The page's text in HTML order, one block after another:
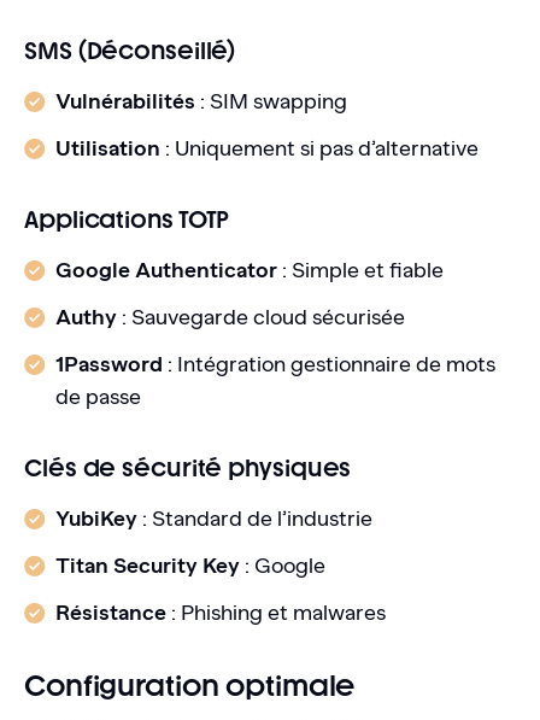
SMS (Déconseillé)
Vulnérabilités : SIM swapping
Utilisation : Uniquement si pas d’alternative
Applications TOTP
Google Authenticator : Simple et fiable
Authy : Sauvegarde cloud sécurisée
1Password : Intégration gestionnaire de mots
de passe
Clés de sécurité physiques
YubiKey : Standard de l’industrie
Titan Security Key : Google
Résistance : Phishing et malwares
Configuration optimale